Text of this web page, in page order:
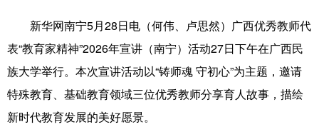
新华网导航
学习进行时 高层 时政 人事
国际 财经
新华网南宁5月28日电（何伟、卢思然）广西优秀教师代
表“教育家精神”2026年宣讲（南宁）活动27日下午在广西民
族大学举行。本次宣讲活动以“铸师魂 守初心”为主题，邀请
特殊教育、基础教育领域三位优秀教师分享育人故事，描绘
新时代教育发展的美好愿景。